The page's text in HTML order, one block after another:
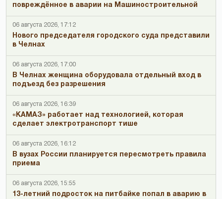
повреждённое в аварии на Машиностроительной
06 августа 2026, 17:12
Нового председателя городского суда представили
в Челнах
06 августа 2026, 17:00
В Челнах женщина оборудовала отдельный вход в
подъезд без разрешения
06 августа 2026, 16:39
«КАМАЗ» работает над технологией, которая
сделает электротранспорт тише
06 августа 2026, 16:12
В вузах России планируется пересмотреть правила
приема
06 августа 2026, 15:55
13-летний подросток на питбайке попал в аварию в